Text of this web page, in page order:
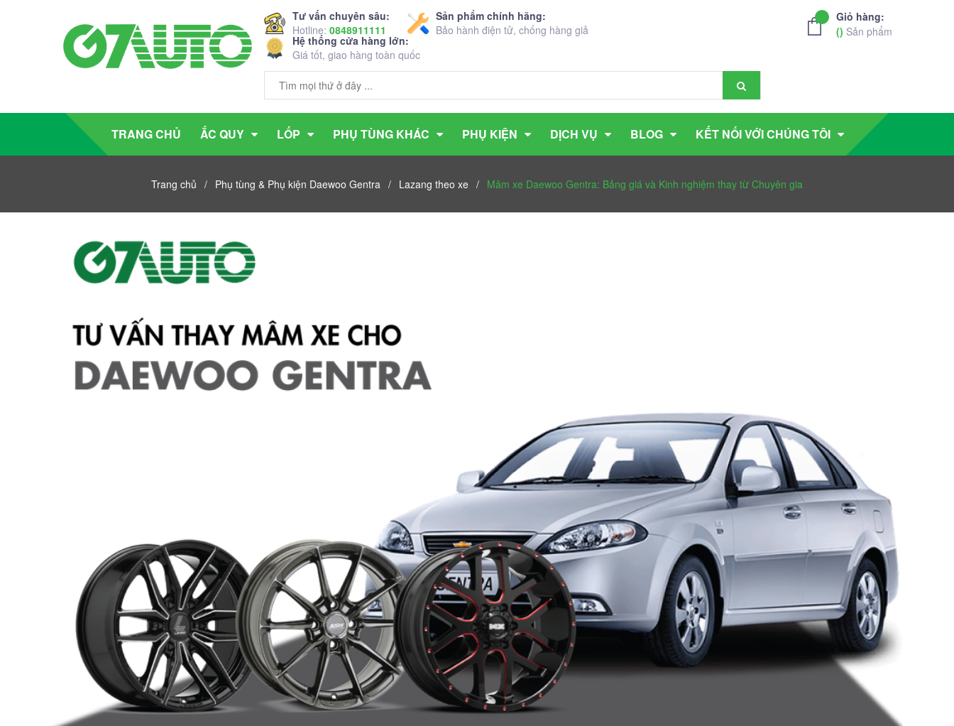
Tư vấn chuyên sâu:
Hotline: 0848911111
Sản phẩm chính hãng:
Bảo hành điện tử, chống hàng giả
Hệ thống cửa hàng lớn:
Giá tốt, giao hàng toàn quốc
Giỏ hàng:
() Sản phẩm
TRANG CHỦ ẮC QUY LỐP PHỤ TÙNG KHÁC PHỤ KIỆN DỊCH VỤ BLOG KẾT NỐI VỚI CHÚNG TÔI
Trang chủ / Phụ tùng & Phụ kiện Daewoo Gentra / Lazang theo xe / Mâm xe Daewoo Gentra: Bảng giá và Kinh nghiệm thay từ Chuyên gia